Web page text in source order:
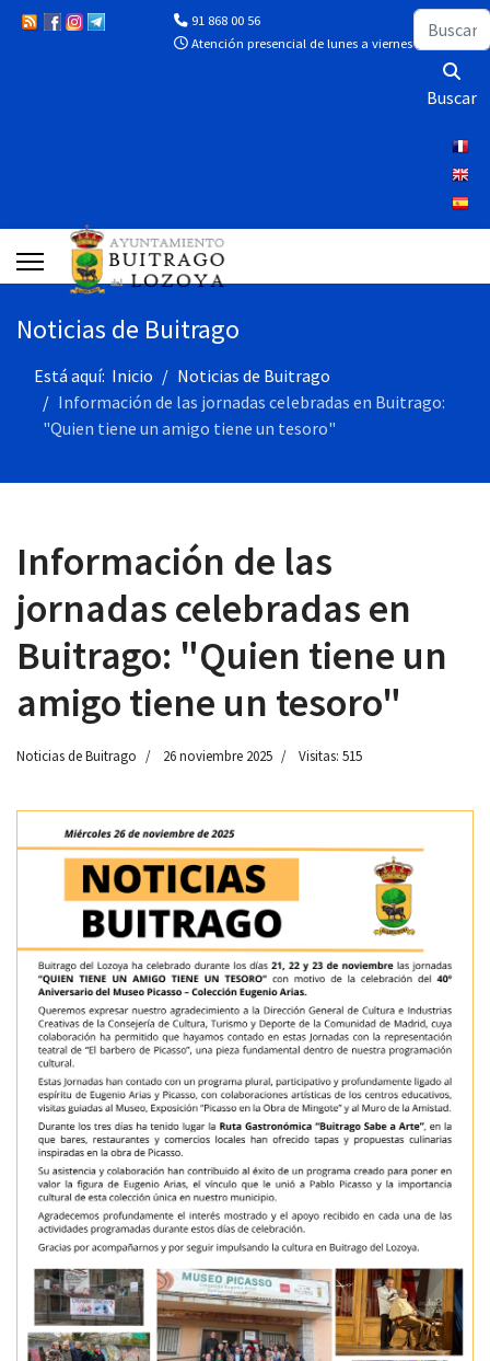
91 868 00 56
Atención presencial de lunes a viernes de 10:00 a
Buscar
Buscar
Noticias de Buitrago
Está aquí: Inicio
Noticias de Buitrago
Información de las jornadas celebradas en Buitrago:
"Quien tiene un amigo tiene un tesoro"
Información de las
jornadas celebradas en
Buitrago: "Quien tiene un
amigo tiene un tesoro"
Noticias de Buitrago 26 noviembre 2025 Visitas: 515